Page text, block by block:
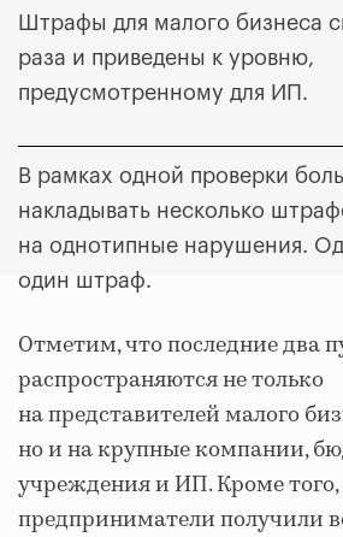
Штрафы для малого бизнеса
раза и приведены к уровню,
предусмотренному для ИП.
В рамках одной проверки
накладывать несколько
на однотипные нарушения.
один штраф.
Отметим, что последние два
распространяются не только
на представителей малого
но и на крупные компании,
учреждения и ИП. Кроме того,
предприниматели получили